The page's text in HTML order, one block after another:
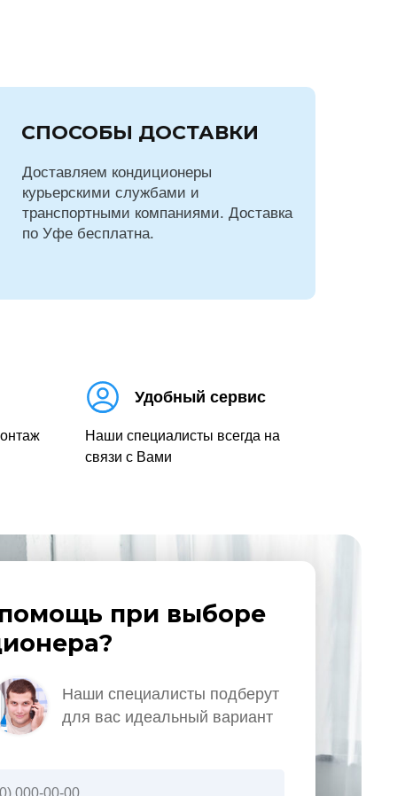
Доставляем кондиционеры
курьерскими службами и
транспортными компаниями. Доставка
по Уфе бесплатна.
СПОСОБЫ ДОСТАВКИ
Удобный сервис
Наши специалисты всегда на
связи с Вами
Наши специалисты подберут
для вас идеальный вариант
при выборе